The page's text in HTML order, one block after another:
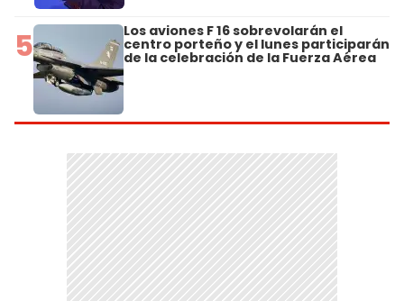
5 Los aviones F 16 sobrevolarán el
centro porteño y el lunes participarán
de la celebración de la Fuerza Aérea